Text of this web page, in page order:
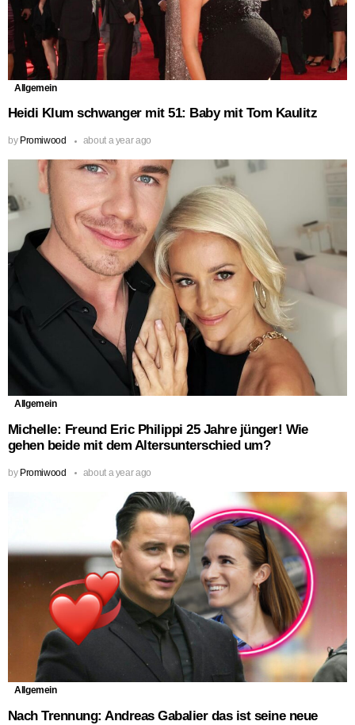
Allgemein
Heidi Klum schwanger mit 51: Baby mit Tom Kaulitz
by Promiwood about a year ago
Allgemein
Michelle: Freund Eric Philippi 25 Jahre jünger! Wie
gehen beide mit dem Altersunterschied um?
by Promiwood about a year ago
Allgemein
Nach Trennung: Andreas Gabalier das ist seine neue